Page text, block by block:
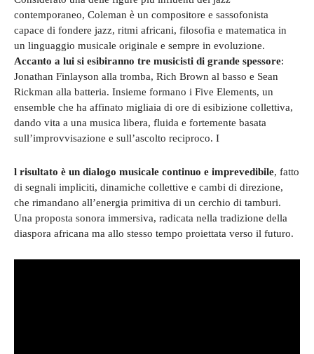
contemporaneo, Coleman è un compositore e sassofonista
capace di fondere jazz, ritmi africani, filosofia e matematica in
un linguaggio musicale originale e sempre in evoluzione.
Accanto a lui si esibiranno tre musicisti di grande spessore:
Jonathan Finlayson alla tromba, Rich Brown al basso e Sean
Rickman alla batteria. Insieme formano i Five Elements, un
ensemble che ha affinato migliaia di ore di esibizione collettiva,
dando vita a una musica libera, fluida e fortemente basata
sull’improvvisazione e sull’ascolto reciproco. I
l risultato è un dialogo musicale continuo e imprevedibile, fatto
di segnali impliciti, dinamiche collettive e cambi di direzione,
che rimandano all’energia primitiva di un cerchio di tamburi.
Una proposta sonora immersiva, radicata nella tradizione della
diaspora africana ma allo stesso tempo proiettata verso il futuro.